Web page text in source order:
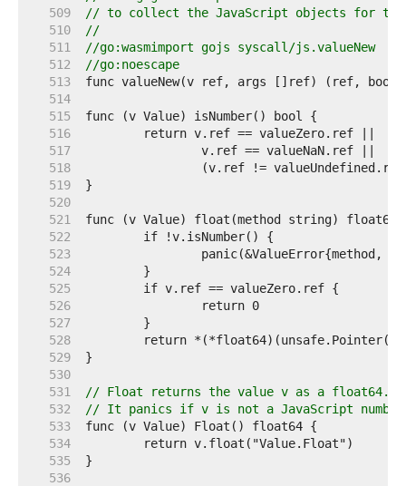
   509
// to collect the JavaScript objects for the
   510
//
   511
//go:wasmimport gojs syscall/js.valueNew
   512
//go:noescape
   513
   514
   515
   516
   517
   518
   519
   520
   521
   522
   523
   524
   525
   526
   527
   528
   529
   530
   531
// Float returns the value v as a float64.
   532
// It panics if v is not a JavaScript
   533
   534
   535
   536